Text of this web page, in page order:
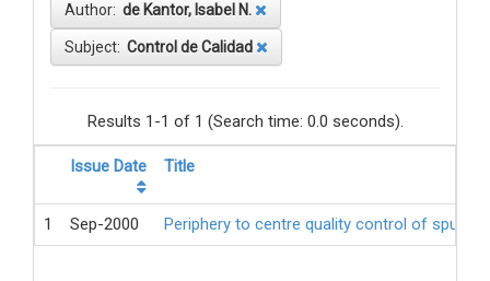
Author: de Kantor, Isabel N.
Subject: Control de Calidad
Results 1-1 of 1 (Search time: 0.0 seconds).
Issue Date Title
1 Sep-2000 Periphery to centre quality control of